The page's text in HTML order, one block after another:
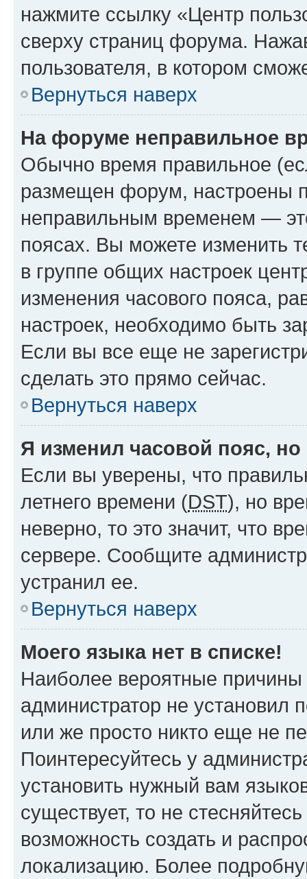
нажмите ссылку «Центр
сверху страниц форума.
пользователя, в котором
Вернуться наверх
На форуме неправильное
Обычно время правильное
размещен форум, настроены
неправильным временем —
поясах. Вы можете изменить
в группе общих настроек
изменения часового пояса,
настроек, необходимо быть
Если вы все еще не
сделать это прямо сейчас.
Вернуться наверх
Я изменил часовой пояс,
Если вы уверены, что
летнего времени (DST), но
неверно, то это значит, что
сервере. Сообщите
устранил ее.
Вернуться наверх
Моего языка нет в списке!
Наиболее вероятные причины
администратор не установил
или же просто никто еще не
Поинтересуйтесь у
установить нужный вам
существует, то не
возможность создать и
локализацию. Более